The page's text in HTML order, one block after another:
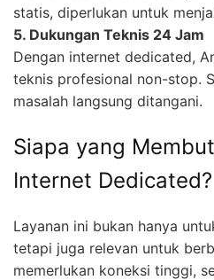
statis, diperlukan untuk
5. Dukungan Teknis 24 Jam
Dengan internet dedicated,
teknis profesional non-stop.
masalah langsung ditangani.
Siapa yang
Internet Dedicated?
Layanan ini bukan hanya
tetapi juga relevan untuk
memerlukan koneksi tinggi,